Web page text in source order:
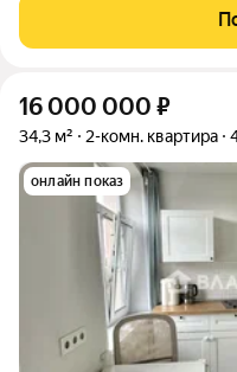
Петроградской стороны,
ценит светлые и просторные
16 000 000 ₽
34,3 м² 2-комн. квартира
онлайн показ